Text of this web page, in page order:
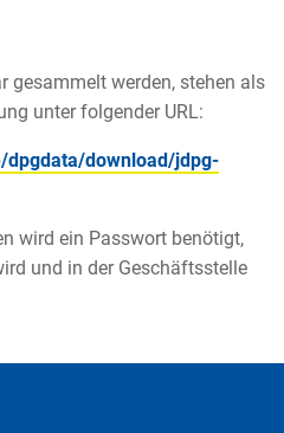
gesammelt werden, stehen als
unter folgender URL:
dpgdata/download/jdpg-
wird ein Passwort benötigt,
und in der Geschäftsstelle